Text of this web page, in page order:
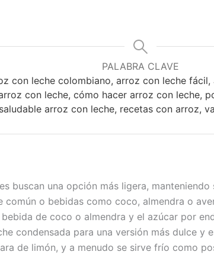
PALABRA CLAVE
con leche colombiano, arroz con leche
con leche, cómo hacer arroz con leche,
arroz con leche, recetas con arroz,
buscan una opción más ligera,
común o bebidas como coco, almendra o
de coco o almendra y el azúcar por
condensada para una versión más dulce y
de limón, y a menudo se sirve frío como